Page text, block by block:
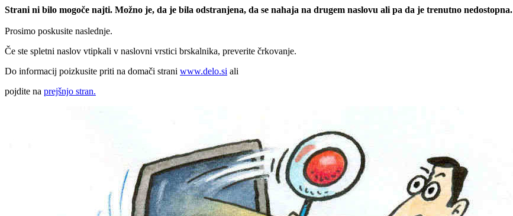
Strani ni bilo mogoče najti. Možno je, da je bila odstranjena, da se nahaja na drugem naslovu ali pa da je trenutno nedostopna.
Prosimo poskusite naslednje.
Če ste spletni naslov vtipkali v naslovni vrstici brskalnika, preverite črkovanje.
Do informacij poizkusite priti na domači strani www.delo.si ali
pojdite na prejšnjo stran.